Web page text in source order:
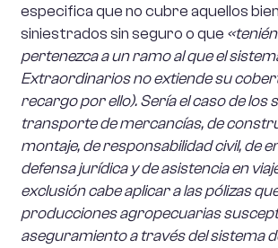
especifica que no cubre aquellos
siniestrados sin seguro o que
pertenezca a un ramo al que el
Extraordinarios no extiende su
recargo por ello). Sería el caso de los
transporte de mercancías, de
montaje, de responsabilidad civil, de
defensa jurídica y de asistencia en
exclusión cabe aplicar a las pólizas
producciones agropecuarias
aseguramiento a través del sistema